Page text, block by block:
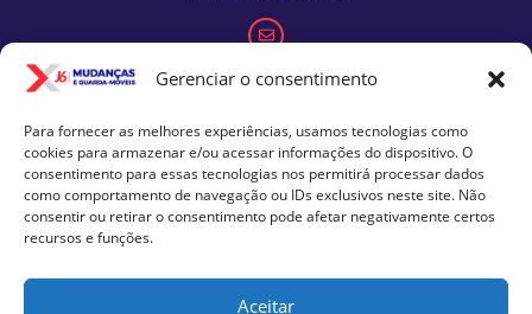
Gerenciar o consentimento
Para fornecer as melhores experiências, usamos tecnologias como
cookies para armazenar e/ou acessar informações do dispositivo. O
consentimento para essas tecnologias nos permitirá processar dados
como comportamento de navegação ou IDs exclusivos neste site. Não
consentir ou retirar o consentimento pode afetar negativamente certos
recursos e funções.
Aceitar
E-mail:
Rua Manuel de Macedo, 64 - São Paulo - SP - CEP: 04459-
290